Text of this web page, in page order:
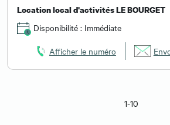
Location local d'activités LE BOURGET
Disponibilité : Immédiate
Afficher le numéro
1-10